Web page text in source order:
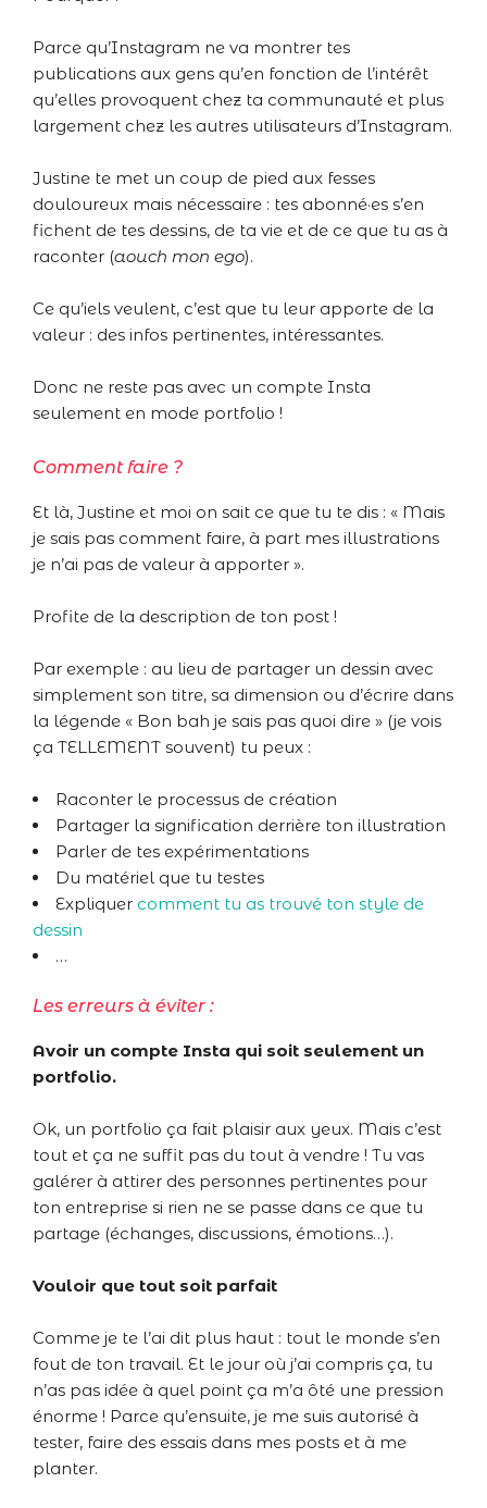
Parce qu’Instagram ne va montrer tes
publications aux gens qu’en fonction de l’intérêt
qu’elles provoquent chez ta communauté et plus
largement chez les autres utilisateurs d’Instagram.
Justine te met un coup de pied aux fesses
douloureux mais nécessaire : tes abonné·es s’en
fichent de tes dessins, de ta vie et de ce que tu as à
raconter (aouch mon ego).
Ce qu’iels veulent, c’est que tu leur apporte de la
valeur : des infos pertinentes, intéressantes.
Donc ne reste pas avec un compte Insta
seulement en mode portfolio !
Comment faire ?
Et là, Justine et moi on sait ce que tu te dis : « Mais
je sais pas comment faire, à part mes illustrations
je n’ai pas de valeur à apporter ».
Profite de la description de ton post !
Par exemple : au lieu de partager un dessin avec
simplement son titre, sa dimension ou d’écrire dans
la légende « Bon bah je sais pas quoi dire » (je vois
ça TELLEMENT souvent) tu peux :
Raconter le processus de création
Partager la signification derrière ton illustration
Parler de tes expérimentations
Du matériel que tu testes
Expliquer comment tu as trouvé ton style de
dessin
…
Les erreurs à éviter :
Avoir un compte Insta qui soit seulement un
portfolio.
Ok, un portfolio ça fait plaisir aux yeux. Mais c’est
tout et ça ne suffit pas du tout à vendre ! Tu vas
galérer à attirer des personnes pertinentes pour
ton entreprise si rien ne se passe dans ce que tu
partage (échanges, discussions, émotions…).
Vouloir que tout soit parfait
Comme je te l’ai dit plus haut : tout le monde s’en
fout de ton travail. Et le jour où j’ai compris ça, tu
n’as pas idée à quel point ça m’a ôté une pression
énorme ! Parce qu’ensuite, je me suis autorisé à
tester, faire des essais dans mes posts et à me
planter.